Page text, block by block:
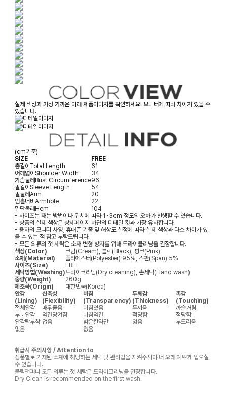
실제 색상과 가장 가까운 아래 제품이미지를 확인하세요! 모니터에 따라 차이가 있을 수
있습니다.
(cm기준)
SIZE
FREE
총길이Total Length
61
어깨넓이Shoulder Width
34
가슴둘레Bust Circumference96
팔길이Sleeve Length
54
팔둘레Arm
20
암홀너비Armhole
22
밑단둘레Hem
104
- 사이즈는 재는 방법이나 위치에 따라 1~3cm 정도의 오차가 발생할 수 있습니다.
- 상품의 실제 색상은 상세페이지 하단의 디테일 컷과 가장 유사합니다.
- 용자의 모니터 사양, 휴대폰 기종 및 해상도 설정에 따라 실제 색상과 다소 차이가 있
을 수 있는 점 참고 부탁드립니다.
- 모든 의류의 첫 세탁은 소재 변형 방지를 위해 드라이클리닝을 권장합니다.
색상(Color)
크림(Cream), 블랙(Black), 핑크(Pink)
소재(Material)
폴리에스터(Polyester) 95%, 스판(Span) 5%
사이즈(Size)
FREE
세탁방법(Washing)드라이크리닝(Dry cleaning), 손세탁(Hand wash)
중량(Weight)
260g
제조국(Origin)
대한민국(Korea)
안감
(Lining)
신축성
(Flexibility)
비침
(Transparency)
두께감
(Thickness)
촉감
(Touching)
전체안감
매우좋음 비침있음 두꺼움
까슬거림
부분안감
약간당겨짐 비침약간 적당함
적당함
안감탈부착 없음 밝은칼라만 얇음
부드러움
없음
없음
취급시 주의사항 / Attention to
상품별로 기재된 소재에 해당하는 세탁 및 관리법을 지켜주셔야 더 오래 예쁘게 입으실
수 있습니다.
클릭앤퍼니 모든 의류는 첫 세탁은 드라이크리닝을 권장합니다.
Dry Clean is recommended on the first wash.